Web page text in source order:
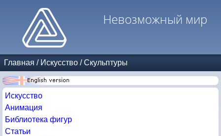
Невозможный мир
Главная / Искусство /Скульптуры
Искусство
Анимация
Библиотека фигур
Статьи